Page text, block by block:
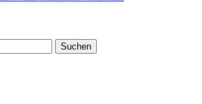
Suchen